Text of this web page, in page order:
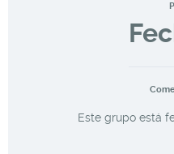
Este grupo está